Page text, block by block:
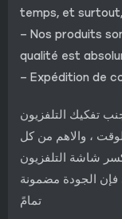
temps, et surtout,
– Nos produits
qualité est
– Expédition de
تفكيك التلفزيون
، والاهم من كل
شاشة التلفزيون
فإن الجودة مضمونة
تمامً